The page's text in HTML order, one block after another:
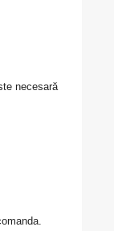
necesară